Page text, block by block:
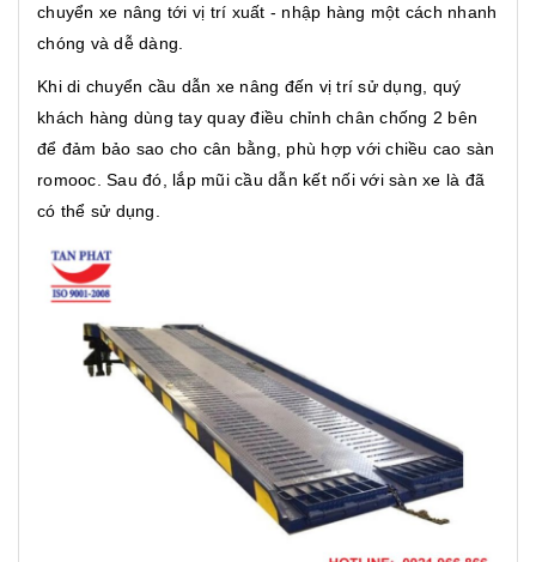
chuyển xe nâng tới vị trí xuất - nhập hàng một cách nhanh
chóng và dễ dàng.
Khi di chuyển cầu dẫn xe nâng đến vị trí sử dụng, quý
khách hàng dùng tay quay điều chỉnh chân chống 2 bên
để đảm bảo sao cho cân bằng, phù hợp với chiều cao sàn
romooc. Sau đó, lắp mũi cầu dẫn kết nối với sàn xe là đã
có thể sử dụng.